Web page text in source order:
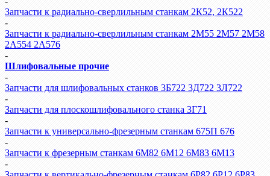
Запчасти к радиально-сверлильным станкам 2К52, 2К522
-
Запчасти к радиально-сверлильным станкам 2М55 2М57 2М58
2А554 2А576
-
Шлифовальные прочие
-
Запчасти для шлифовальных станков 3Б722 3Д722 3Л722
-
Запчасти для плоскошлифовального станка 3Г71
-
Запчасти к универсально-фрезерным станкам 675П 676
-
Запчасти к фрезерным станкам 6М82 6М12 6М83 6М13
-